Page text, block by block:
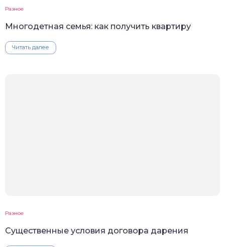
Разное
Многодетная семья: как получить квартиру
Читать далее
Разное
Существенные условия договора дарения